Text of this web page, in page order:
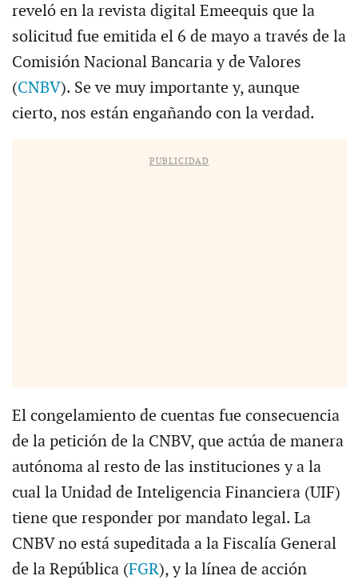
reveló en la revista digital Emeequis que la
solicitud fue emitida el 6 de mayo a través de la
Comisión Nacional Bancaria y de Valores
(CNBV). Se ve muy importante y, aunque
cierto, nos están engañando con la verdad.
PUBLICIDAD
El congelamiento de cuentas fue consecuencia
de la petición de la CNBV, que actúa de manera
autónoma al resto de las instituciones y a la
cual la Unidad de Inteligencia Financiera (UIF)
tiene que responder por mandato legal. La
CNBV no está supeditada a la Fiscalía General
de la República (FGR), y la línea de acción